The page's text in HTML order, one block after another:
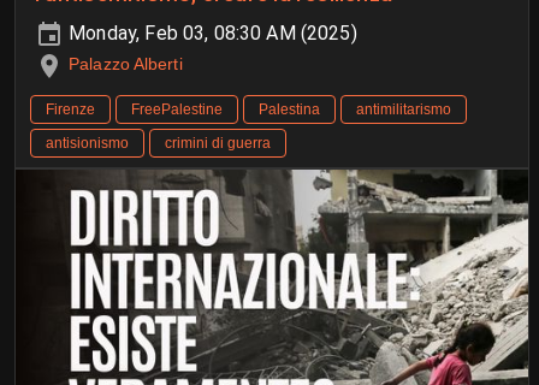
Monday, Feb 03, 08:30 AM (2025)
Palazzo Alberti
Firenze FreePalestine Palestina
antimilitarismo
antisionismo
crimini di guerra